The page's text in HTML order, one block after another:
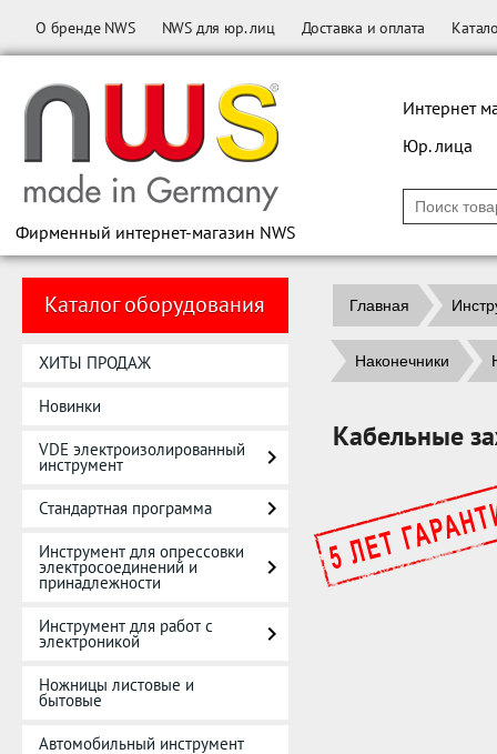
О бренде NWS NWS для юр. лиц Доставка и оплата
Фирменный интернет-магазин NWS
Интернет
Юр. лица
Каталог оборудования
ХИТЫ ПРОДАЖ
Новинки
VDE электроизолированный
инструмент
Стандартная программа
Инструмент для опрессовки
электросоединений и
принадлежности
Инструмент для работ с
электроникой
Ножницы листовые и
бытовые
Автомобильный инструмент
Главная
Наконечники
Кабельные